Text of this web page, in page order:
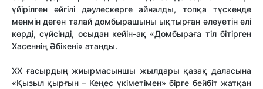
үйірілген әйгілі дәулескерге айналды, топқа түскенде
менмін деген талай домбырашыны ықтырған әлеуетін елі
көрді, сүйсінді, осыдан кейін-ақ «Домбыраға тіл бітірген
Хасеннің Әбікені» атанды.
ХХ ғасырдың жиырмасыншы жылдары қазақ даласына
«Қызыл қырғын – Кеңес үкіметімен» бірге бейбіт жатқан